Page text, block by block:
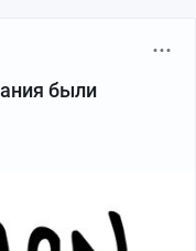
были